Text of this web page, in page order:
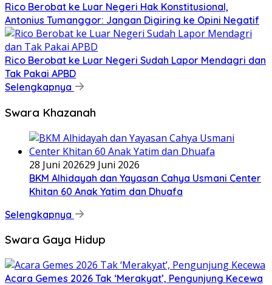
Rico Berobat ke Luar Negeri Hak Konstitusional,
Antonius Tumanggor: Jangan Digiring ke Opini Negatif
Rico Berobat ke Luar Negeri Sudah Lapor Mendagri dan
Tak Pakai APBD
Selengkapnya
Swara Khazanah
28 Juni 202629 Juni 2026
BKM Alhidayah dan Yayasan Cahya Usmani Center
Khitan 60 Anak Yatim dan Dhuafa
Selengkapnya
Swara Gaya Hidup
Acara Gemes 2026 Tak ‘Merakyat’, Pengunjung Kecewa